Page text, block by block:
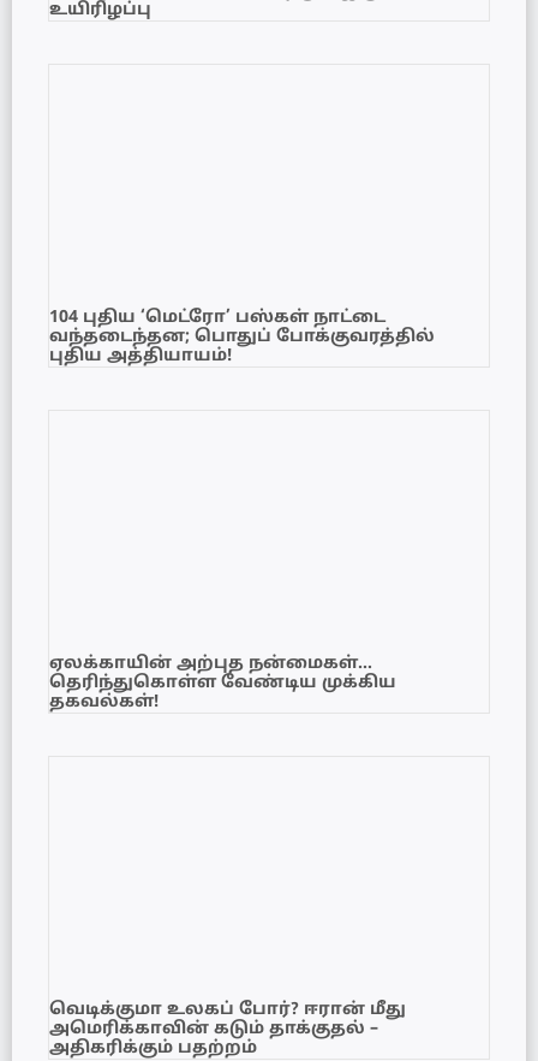
உயிரிழப்பு
104 புதிய ‘மெட்ரோ’ பஸ்கள் நாட்டை
வந்தடைந்தன; பொதுப் போக்குவரத்தில்
புதிய அத்தியாயம்!
ஏலக்காயின் அற்புத நன்மைகள்…
தெரிந்துகொள்ள வேண்டிய முக்கிய
தகவல்கள்!
வெடிக்குமா உலகப் போர்? ஈரான் மீது
அமெரிக்காவின் கடும் தாக்குதல் –
அதிகரிக்கும் பதற்றம்